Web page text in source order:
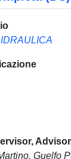
Guelfo